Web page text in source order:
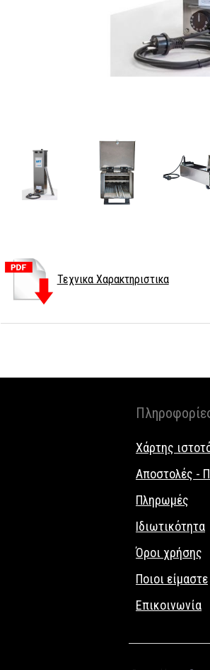
Τεχνικα Χαρακτηριστικα
Χάρτης
Αποστολές -
Πληρωμές
Ιδιωτικότητα
Όροι χρήσης
Ποιοι είμαστε
Επικοινωνία